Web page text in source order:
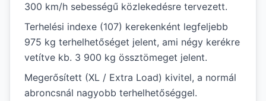
300 km/h sebességű közlekedésre tervezett.
Terhelési indexe (107) kerekenként legfeljebb
975 kg terhelhetőséget jelent, ami négy kerékre
vetítve kb. 3 900 kg össztömeget jelent.
Megerősített (XL / Extra Load) kivitel, a normál
abroncsnál nagyobb terhelhetőséggel.